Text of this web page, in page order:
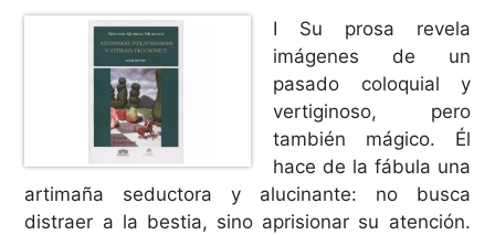
I Su prosa revela
imágenes de un
pasado coloquial y
vertiginoso, pero
también mágico. Él
hace de la fábula una
artimaña seductora y alucinante: no busca
distraer a la bestia, sino aprisionar su atención.